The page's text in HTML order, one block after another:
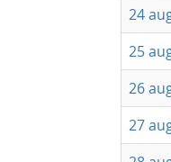
24
25
26
27